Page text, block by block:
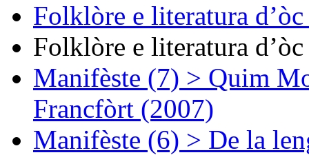
Folklòre e literatura
Folklòre e literatura
Manifèste (7) > Quim
Francfòrt (2007)
Manifèste (6) > De la